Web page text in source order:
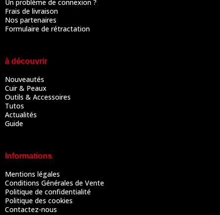
Un problème de connexion ?
Frais de livraison
Nos partenaires
Formulaire de rétractation
à découvrir
Nouveautés
Cuir & Peaux
Outils & Accessoires
Tutos
Actualités
Guide
Informations
Mentions légales
Conditions Générales de Vente
Politique de confidentialité
Politique des cookies
Contactez-nous